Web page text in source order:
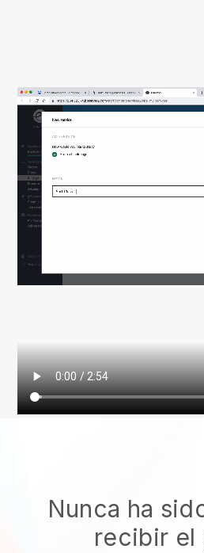
Nunca ha
recibir el